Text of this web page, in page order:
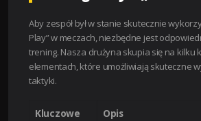
Aby zespół był w stanie skutecznie
Play” w meczach, niezbędne jest
trening. Nasza drużyna skupia się na kilku
elementach, które umożliwiają skuteczne
taktyki.
Kluczowe
Opis